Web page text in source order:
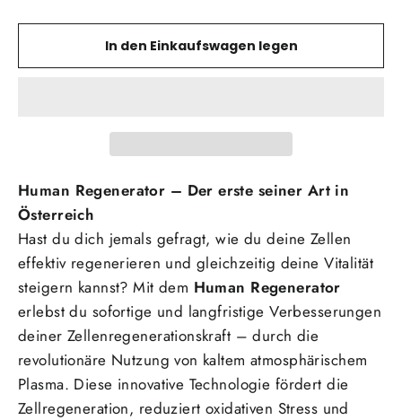
In den Einkaufswagen legen
Human Regenerator – Der erste seiner Art in
Österreich
Hast du dich jemals gefragt, wie du deine Zellen
effektiv regenerieren und gleichzeitig deine Vitalität
steigern kannst? Mit dem Human Regenerator
erlebst du sofortige und langfristige Verbesserungen
deiner Zellenregenerationskraft – durch die
revolutionäre Nutzung von kaltem atmosphärischem
Plasma. Diese innovative Technologie fördert die
Zellregeneration, reduziert oxidativen Stress und